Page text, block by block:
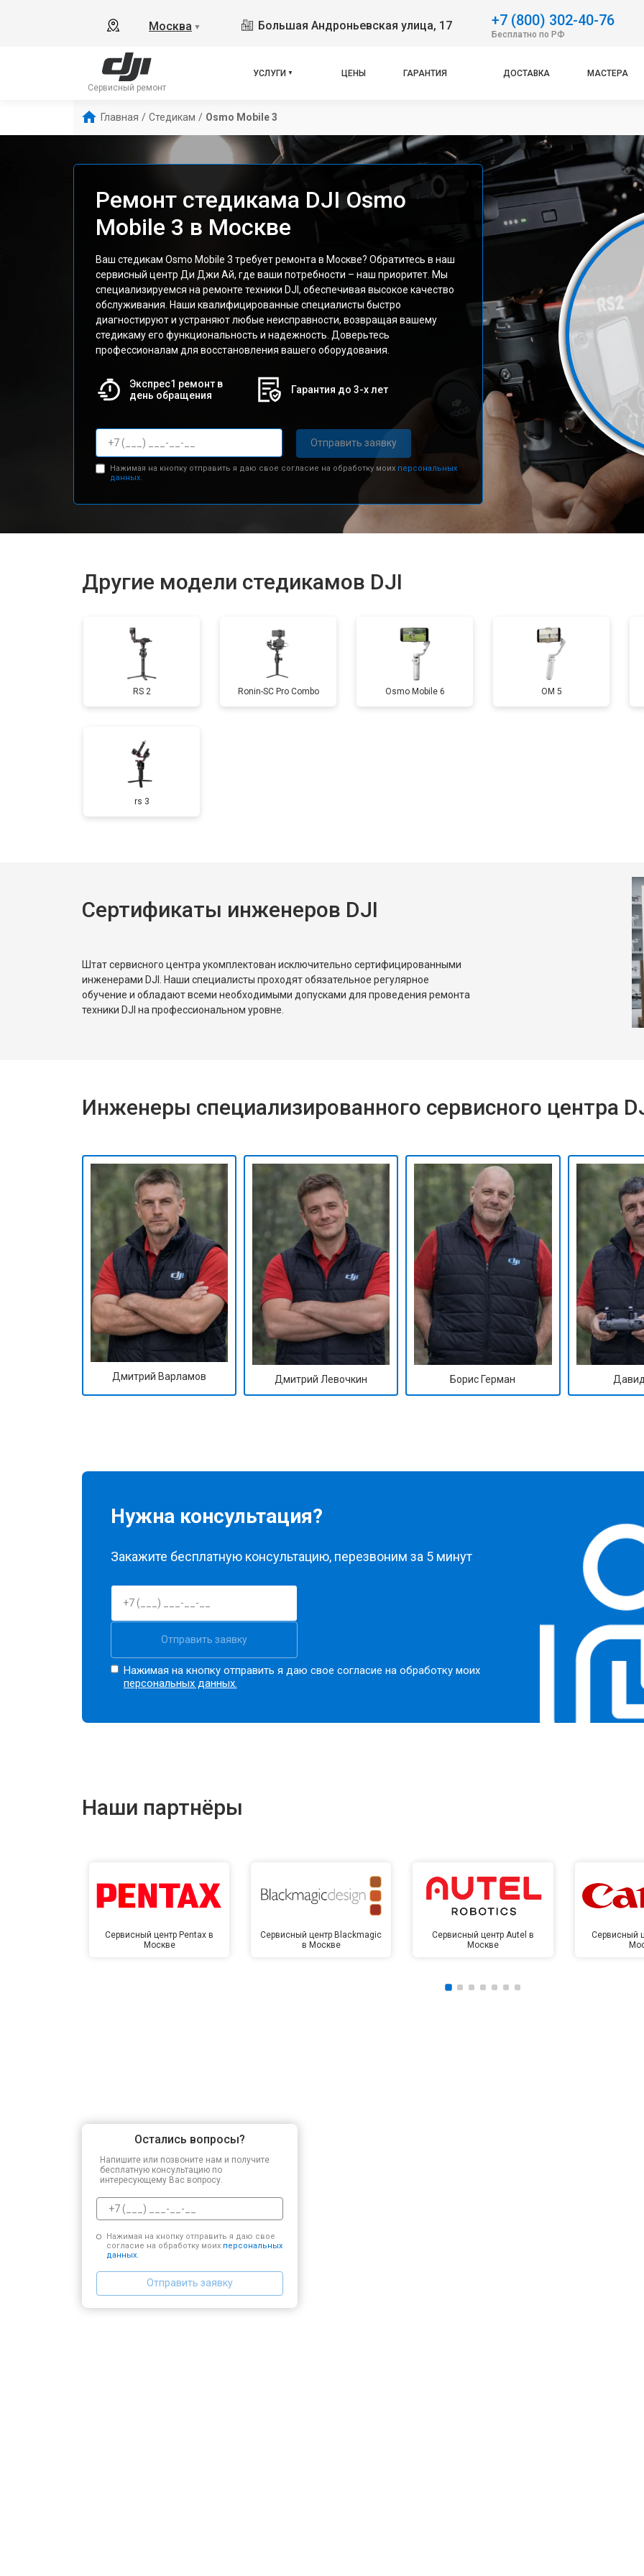
Москва ▼ Большая Андроньевская улица, 17 +7 (800) 302-40-76
Бесплатно по РФ
Сервисный ремонт
УСЛУГИ ЦЕНЫ ГАРАНТИЯ ДОСТАВКА МАСТЕРА
Главная / Стедикам / Osmo Mobile 3
Ремонт стедикама DJI Osmo
Mobile 3 в Москве
Ваш стедикам Osmo Mobile 3 требует ремонта в Москве? Обратитесь в наш
сервисный центр Ди Джи Ай, где ваши потребности – наш приоритет. Мы
специализируемся на ремонте техники DJI, обеспечивая высокое качество
обслуживания. Наши квалифицированные специалисты быстро
диагностируют и устраняют любые неисправности, возвращая вашему
стедикаму его функциональность и надежность. Доверьтесь
профессионалам для восстановления вашего оборудования.
Экспрес1 ремонт в
день обращения
Гарантия до 3-х лет
Отправить заявку
Нажимая на кнопку отправить я даю свое согласие на обработку моих персональных
данных.
Другие модели стедикамов DJI
RS 2 Ronin-SC Pro Combo Osmo Mobile 6 OM 5
rs 3
Сертификаты инженеров DJI
Штат сервисного центра укомплектован исключительно сертифицированными
инженерами DJI. Наши специалисты проходят обязательное регулярное
обучение и обладают всеми необходимыми допусками для проведения ремонта
техники DJI на профессиональном уровне.
Инженеры специализированного сервисного центра
Дмитрий Варламов Дмитрий Левочкин Борис Герман
Нужна консультация?
Закажите бесплатную консультацию, перезвоним за 5 минут
Отправить заявку
Нажимая на кнопку отправить я даю свое согласие на обработку моих
персональных данных.
Наши партнёры
Сервисный центр Pentax в
Москве
Сервисный центр Blackmagic
в Москве
Сервисный центр Autel в
Москве
Сервисный
Остались вопросы?
Напишите или позвоните нам и получите
бесплатную консультацию по
интересующему Вас вопросу.
Нажимая на кнопку отправить я даю свое
согласие на обработку моих персональных
данных.
Отправить заявку